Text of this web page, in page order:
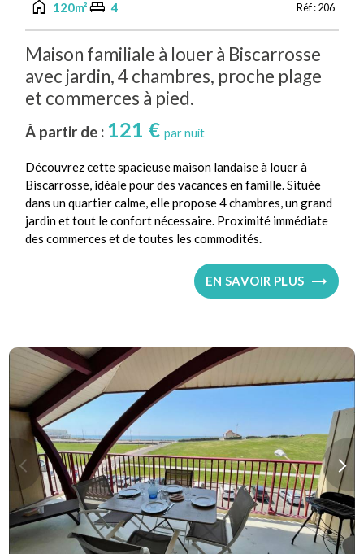
home 120m²king_bed 4 Réf :206
Maison familiale à louer à Biscarrosse
avec jardin, 4 chambres, proche plage
et commerces à pied.
À partir de : 121 €par nuit
Découvrez cette spacieuse maison landaise à louer à
Biscarrosse, idéale pour des vacances en famille. Située
dans un quartier calme, elle propose 4 chambres, un grand
jardin et tout le confort nécessaire. Proximité immédiate
des commerces et de toutes les commodités.
EN SAVOIR PLUS
Previous Next